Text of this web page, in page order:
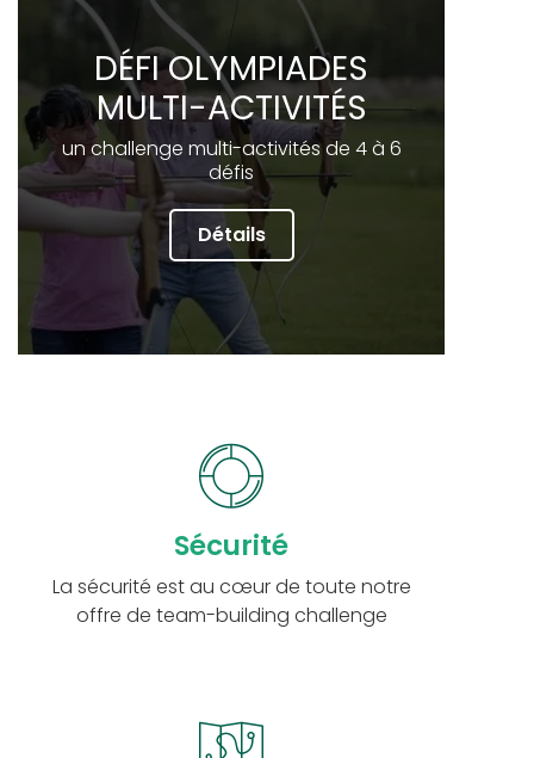
DÉFI OLYMPIADES
MULTI-ACTIVITÉS
un challenge multi-activités de 4 à 6
défis
Détails
Sécurité
La sécurité est au cœur de toute notre
offre de team-building challenge